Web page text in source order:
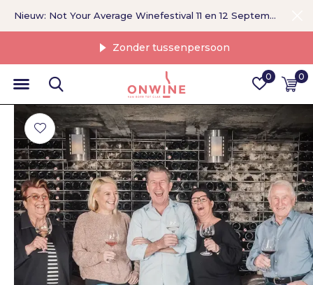
0 0
Zonder tussenpersoon
Nieuw: Not Your Average Winefestival 11 en 12 September >